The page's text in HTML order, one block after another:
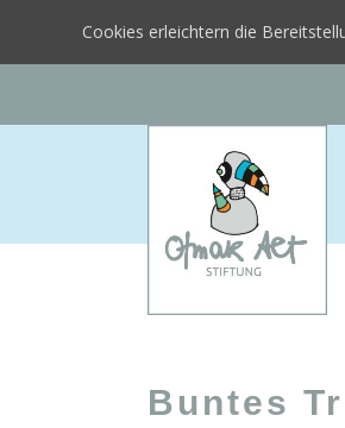
Buntes
Cookies erleichtern die